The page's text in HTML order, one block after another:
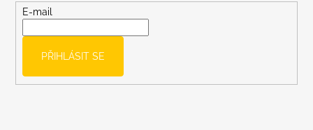
E-mail
PŘIHLÁSIT SE